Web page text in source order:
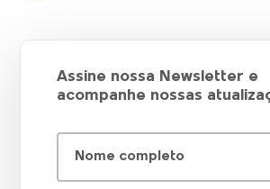
Assine nossa Newsletter e
acompanhe nossas
Nome completo